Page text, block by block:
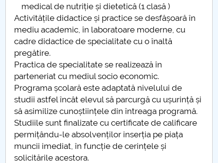
CAR2026
MENIU CANTINA
Descriere
Conducere
Structură
Concurs
Admitere 2026-2027
medical de nutriție și dietetică (1 clasă )
Activitățile didactice și practice se desfășoară în
mediu academic, în laboratoare moderne, cu
cadre didactice de specialitate cu o înaltă
pregătire.
Practica de specialitate se realizează în
parteneriat cu mediul socio economic.
Programa școlară este adaptată nivelului de
studii astfel încât elevul să parcurgă cu ușurință și
să asimilize cunoștiințele din întreaga programă.
Studiile sunt finalizate cu certificate de calificare
permițându-le absolvenților inserția pe piața
muncii imediat, în funcție de cerințele și
solicitările acestora.